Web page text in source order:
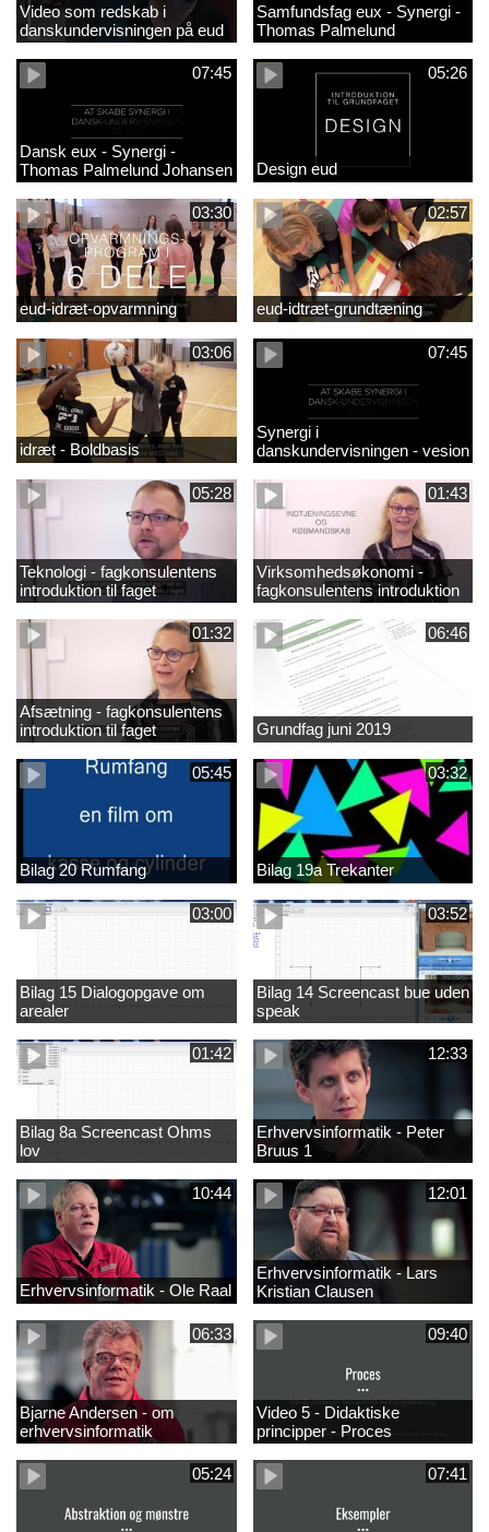
Video som redskab i
danskundervisningen på eud
Samfundsfag eux - Synergi -
Thomas Palmelund
07:45
Dansk eux - Synergi -
Thomas Palmelund Johansen
05:26
Design eud
03:30
eud-idræt-opvarmning
02:57
eud-idtræt-grundtæning
03:06
idræt - Boldbasis
07:45
Synergi i
danskundervisningen - vesion
2
05:28
Teknologi - fagkonsulentens
introduktion til faget
01:43
Virksomhedsøkonomi -
fagkonsulentens introduktion
til faget
01:32
Afsætning - fagkonsulentens
introduktion til faget
06:46
Grundfag juni 2019
05:45
Bilag 20 Rumfang
03:32
Bilag 19a Trekanter
03:00
Bilag 15 Dialogopgave om
arealer
03:52
Bilag 14 Screencast bue uden
speak
01:42
Bilag 8a Screencast Ohms
lov
12:33
Erhvervsinformatik - Peter
Bruus 1
10:44
Erhvervsinformatik - Ole Raal
12:01
Erhvervsinformatik - Lars
Kristian Clausen
06:33
Bjarne Andersen - om
erhvervsinformatik
09:40
Video 5 - Didaktiske
principper - Proces
05:24 07:41